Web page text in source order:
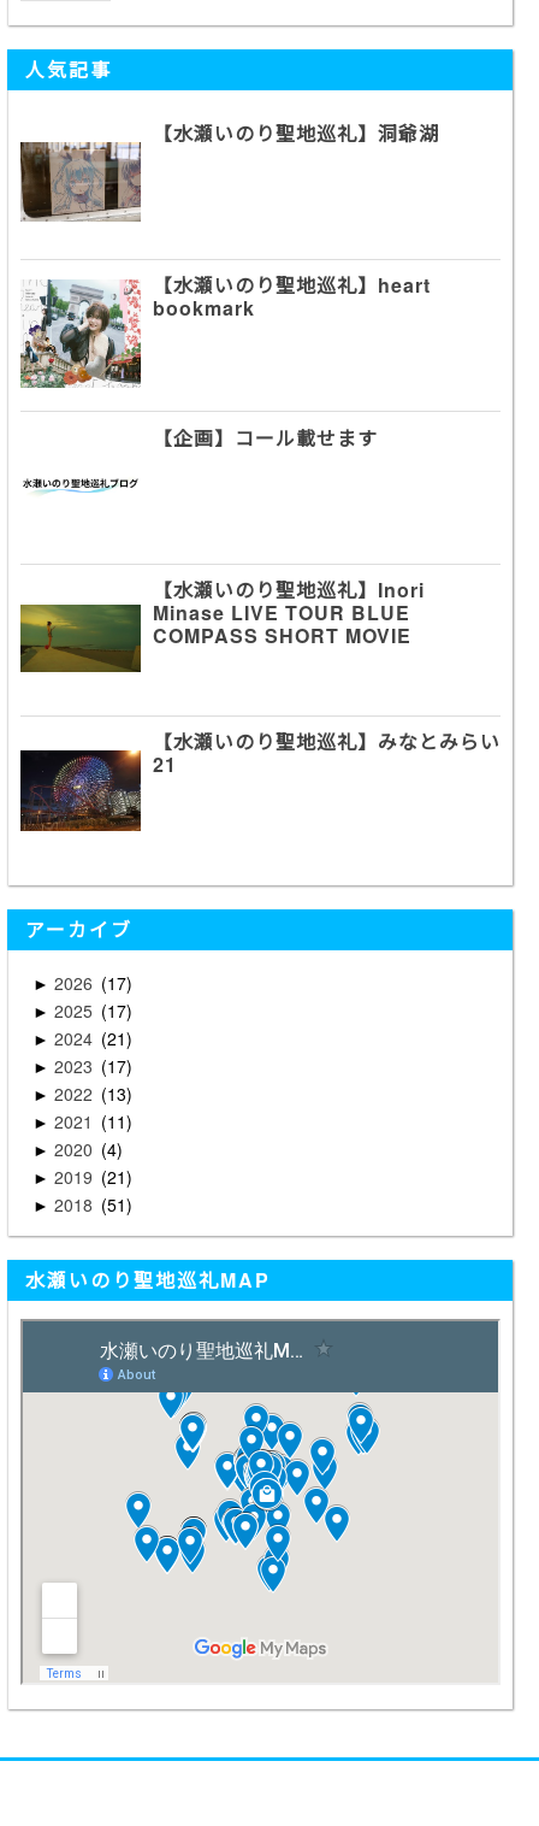
人気記事
【水瀬いのり聖地巡礼】洞爺湖
【水瀬いのり聖地巡礼】heart
bookmark
【企画】コール載せます
【水瀬いのり聖地巡礼】Inori
Minase LIVE TOUR BLUE
COMPASS SHORT MOVIE
【水瀬いのり聖地巡礼】みなとみらい
21
アーカイブ
► 2026 17
► 2025 17
► 2024 21
► 2023 17
► 2022 13
► 2021 11
► 2020 4
► 2019 21
► 2018 51
水瀬いのり聖地巡礼MAP